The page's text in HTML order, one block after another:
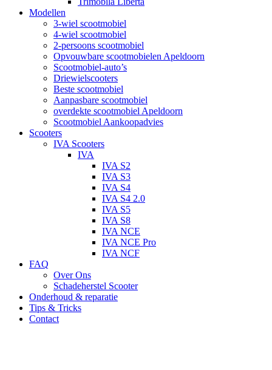
Modellen
3-wiel scootmobiel
4-wiel scootmobiel
2-persoons scootmobiel
Opvouwbare scootmobielen Apeldoorn
Scootmobiel-auto’s
Driewielscooters
Beste scootmobiel
Aanpasbare scootmobiel
overdekte scootmobiel Apeldoorn
Scootmobiel Aankoopadvies
Scooters
IVA Scooters
IVA
IVA S2
IVA S3
IVA S4
IVA S4 2.0
IVA S5
IVA S8
IVA NCE
IVA NCE Pro
IVA NCF
FAQ
Over Ons
Schadeherstel Scooter
Onderhoud & reparatie
Tips & Tricks
Contact